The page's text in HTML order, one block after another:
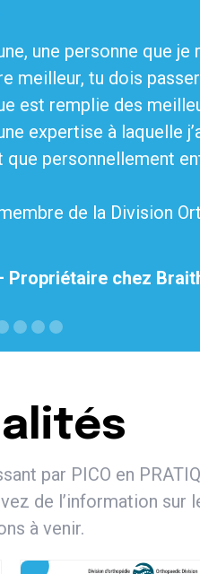
Propriétaire chez
une personne que
meilleur, tu dois
est remplie des
expertise à laquelle
personnellement
de la Division
par PICO en
de l’information sur
à venir.